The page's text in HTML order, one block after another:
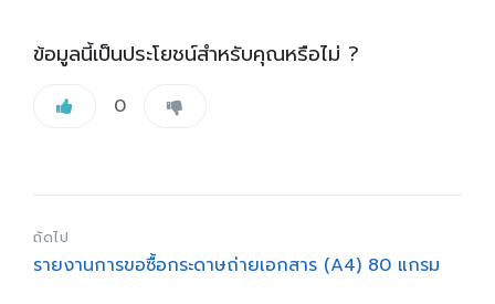
ข้อมูลนี้เป็นประโยชน์สำหรับคุณหรือไม่ ?
0
ถัดไป
รายงานการขอซื้อกระดาษถ่ายเอกสาร (A4) 80 แกรม